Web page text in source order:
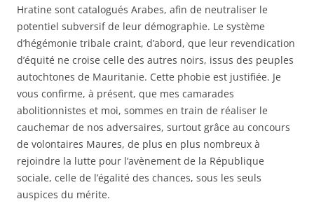
Hratine sont catalogués Arabes, afin de neutraliser le
potentiel subversif de leur démographie. Le système
d’hégémonie tribale craint, d’abord, que leur revendication
d’équité ne croise celle des autres noirs, issus des peuples
autochtones de Mauritanie. Cette phobie est justifiée. Je
vous confirme, à présent, que mes camarades
abolitionnistes et moi, sommes en train de réaliser le
cauchemar de nos adversaires, surtout grâce au concours
de volontaires Maures, de plus en plus nombreux à
rejoindre la lutte pour l’avènement de la République
sociale, celle de l’égalité des chances, sous les seuls
auspices du mérite.